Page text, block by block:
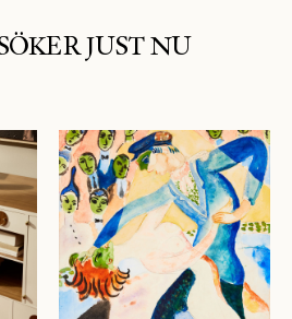
JUST NU